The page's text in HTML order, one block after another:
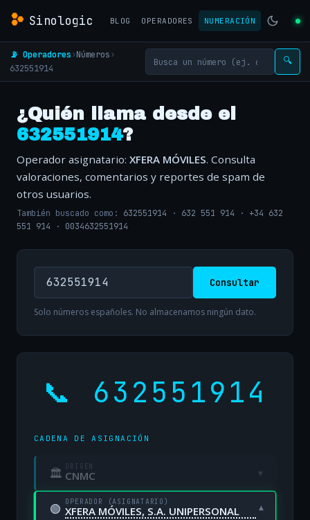
Sinologic BLOG OPERADORES NUMERACIÓN
📡 Operadores›Números›
632551914
🔍
¿Quién llama desde el
632551914?
Operador asignatario: XFERA MÓVILES. Consulta
valoraciones, comentarios y reportes de spam de
otros usuarios.
También buscado como: 632551914 · 632 551 914 · +34 632
551 914 · 0034632551914
Consultar
Solo números españoles. No almacenamos ningún dato.
📞 632551914
CADENA DE ASIGNACIÓN
🏛 ORIGEN
CNMC ▾
🟢 OPERADOR (ASIGNATARIO)
XFERA MÓVILES, S.A. UNIPERSONAL ▾